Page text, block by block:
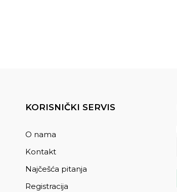
KORISNIČKI SERVIS
O nama
Kontakt
Najčešća pitanja
Registracija